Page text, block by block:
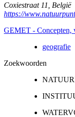
Coxiestraat 11
België
https://
GEMET - Concepten,
geografie
Zoekwoorden